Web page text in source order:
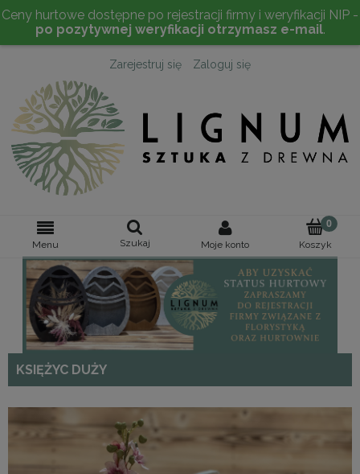
Ceny hurtowe dostępne po rejestracji firmy i weryfikacji NIP -
po pozytywnej weryfikacji otrzymasz e-mail.
Zarejestruj się Zaloguj się
Menu Szukaj Moje konto Koszyk
KSIĘŻYC DUŻY